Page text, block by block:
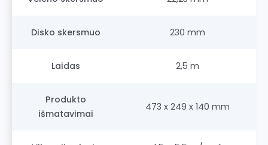
Disko skersmuo 230 mm
Laidas 2,5 m
Produkto
išmatavimai
473 x 249 x 140 mm